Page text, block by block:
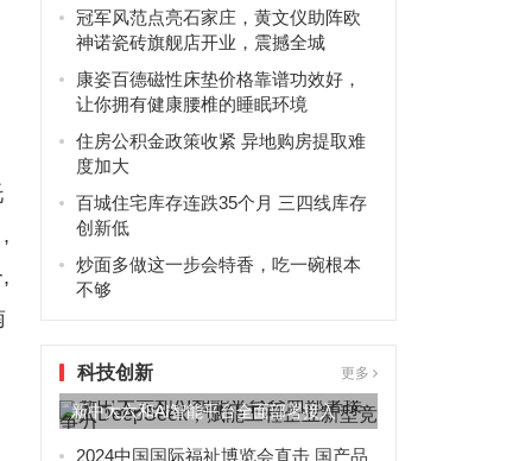
商会30周年辉煌
冠军风范点亮石家庄，黄文仪助阵欧
神诺瓷砖旗舰店开业，震撼全城
康姿百德磁性床垫价格靠谱功效好，
让你拥有健康腰椎的睡眠环境
住房公积金政策收紧 异地购房提取难
度加大
百城住宅库存连跌35个月 三四线库存
创新低
炒面多做这一步会特香，吃一碗根本
不够
科技创新 更多
新中大六和AI智能平台全面部署接入
DeepSeek，赋能工程...
2024中国国际福祉博览会直击 国产品